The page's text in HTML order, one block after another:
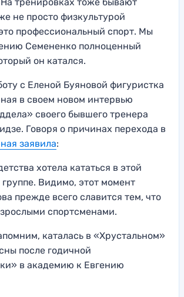
не просто физкультурой
профессиональный спорт. Мы
Семененко полноценный
он катался.
с Еленой Буяновой фигуристка
в своем новом интервью
своего бывшего тренера
Говоря о причинах перехода в
заявила:
хотела кататься в этой
Видимо, этот момент
прежде всего славится тем, что
спортсменами.
каталась в «Хрустальном»
после годичной
в академию к Евгению